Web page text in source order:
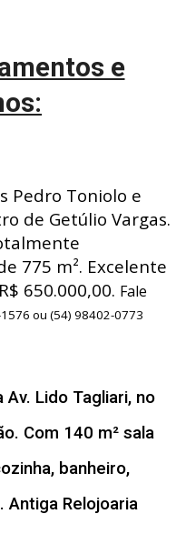
e
Pedro Toniolo e
de Getúlio Vargas.
775 m². Excelente
650.000,00. Fale
ou (54) 98402-0773
Lido Tagliari, no
Com 140 m² sala
banheiro,
Antiga Relojoaria